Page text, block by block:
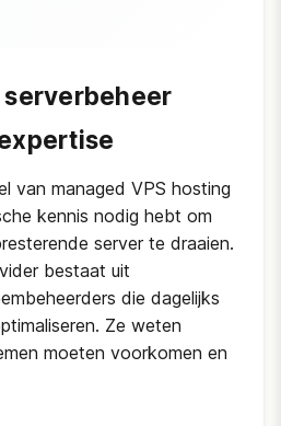
van managed VPS hosting
kennis nodig hebt om
server te draaien.
bestaat uit
die dagelijks
Ze weten
moeten voorkomen en